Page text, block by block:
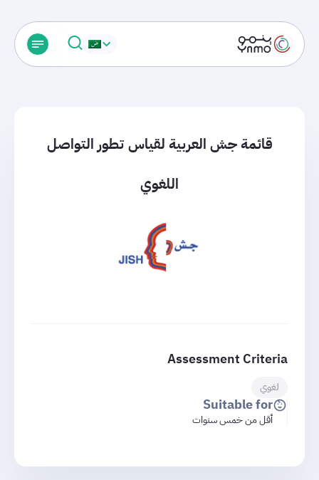
قائمة جش العربية لقياس تطور التواصل
اللغوي
Assessment Criteria
لغوي
Suitable for
أقل من خمس سنوات